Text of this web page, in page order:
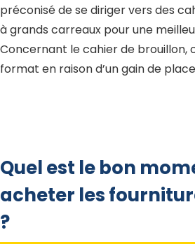
préconisé de se diriger vers des
à grands carreaux pour une
Concernant le cahier de brouillon,
format en raison d’un gain de
Quel est le bon
acheter les
?